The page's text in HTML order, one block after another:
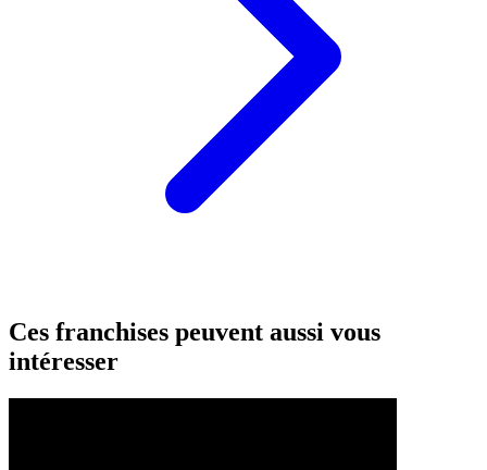
Ces franchises peuvent aussi vous
intéresser